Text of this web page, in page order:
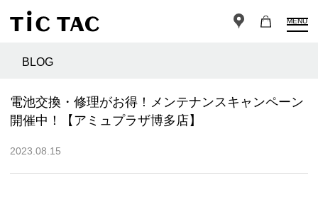
MENU
BLOG
電池交換・修理がお得！メンテナンスキャンペーン
開催中！【アミュプラザ博多店】
2023.08.15